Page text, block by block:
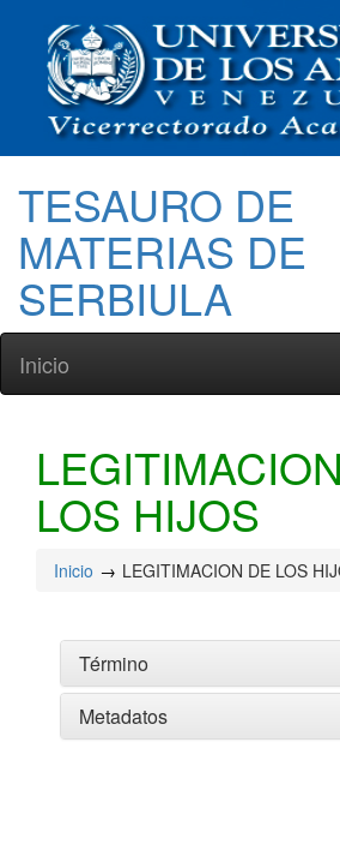
TESAURO DE
MATERIAS DE
SERBIULA
Inicio
LOS HIJOS
Inicio LEGITIMACION DE LOS
Término
Metadatos